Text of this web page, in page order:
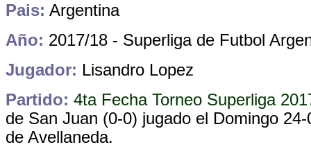
Pais: Argentina
Año: 2017/18 - Superliga de Futbol
Jugador: Lisandro Lopez
Partido: 4ta Fecha Torneo Superliga
de San Juan (0-0) jugado el Domingo
de Avellaneda.